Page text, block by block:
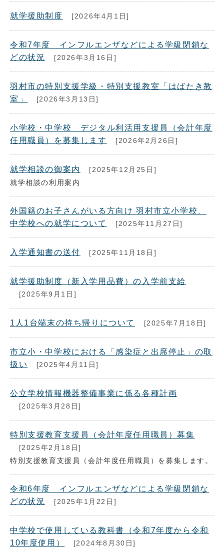
就学援助制度 [2026年4月1日]
令和7年度 インフルエンザなどによる学級閉鎖な
どの状況
[2026年3月16日]
羽村市の特別支援学級・特別支援教室「はばたき教
室」
[2026年3月13日]
小学校・中学校 デジタル利活用支援員（会計年度
任用職員）を募集します
[2026年2月26日]
就学相談の御案内
[2025年12月25日]
就学相談の利用案内
外国籍のお子さんがいる方向け 羽村市立小学校、
中学校への就学について
[2025年11月27日]
入学通知書の送付 [2025年11月18日]
就学援助制度（新入学用品費）の入学前支給
[2025年9月1日]
1人1台端末の持ち帰りについて [2025年7月18日]
市立小・中学校における「感染症と出席停止」の取
扱い
[2025年4月11日]
公立学校情報機器整備事業に係る各種計画
[2025年3月28日]
特別支援教育支援員（会計年度任用職員）募集
[2025年2月18日]
特別支援教育支援員（会計年度任用職員）を募集します。
令和6年度 インフルエンザなどによる学級閉鎖な
どの状況
[2025年1月22日]
中学校で使用している教科書（令和7年度から令和
10年度使用）
[2024年8月30日]